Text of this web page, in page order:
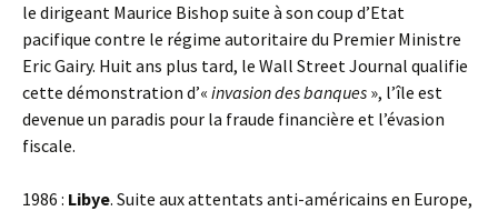
le dirigeant Maurice Bishop suite à son coup d’Etat
pacifique contre le régime autoritaire du Premier Ministre
Eric Gairy. Huit ans plus tard, le Wall Street Journal qualifie
cette démonstration d’« invasion des banques », l’île est
devenue un paradis pour la fraude financière et l’évasion
fiscale.
1986 : Libye. Suite aux attentats anti-américains en Europe,